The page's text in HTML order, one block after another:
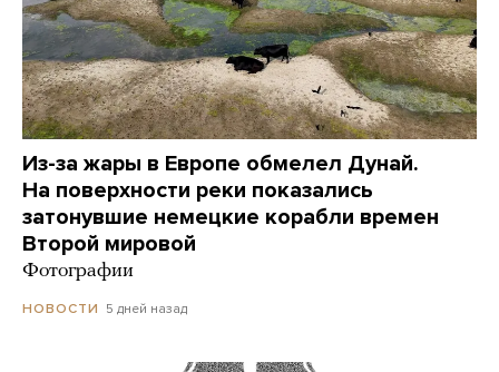
Из-за жары в Европе обмелел Дунай.
На поверхности реки показались
затонувшие немецкие корабли времен
Второй мировой
Фотографии
НОВОСТИ 5 дней назад